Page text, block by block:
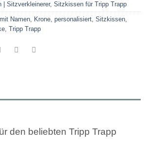
| Sitzverkleinerer, Sitzkissen für Tripp Trapp
Namen, Krone, personalisiert, Sitzkissen,
, Tripp Trapp
den beliebten Tripp Trapp